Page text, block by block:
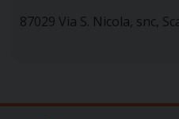
87029 Via S. Nicola, snc,